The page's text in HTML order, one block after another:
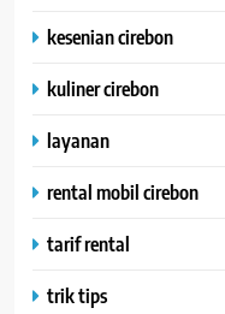
kesenian cirebon
kuliner cirebon
layanan
rental mobil cirebon
tarif rental
trik tips